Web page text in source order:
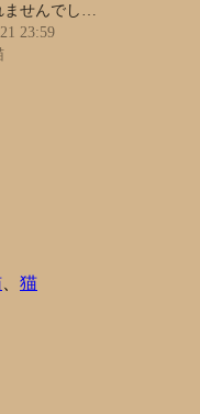
ませんでし…
23:59
猫